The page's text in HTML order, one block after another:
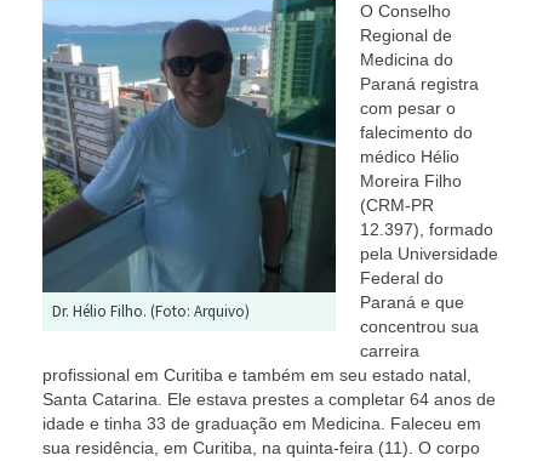
Dr. Hélio Filho. (Foto: Arquivo)
O Conselho
Regional de
Medicina do
Paraná registra
com pesar o
falecimento do
médico Hélio
Moreira Filho
(CRM-PR
12.397), formado
pela Universidade
Federal do
Paraná e que
concentrou sua
carreira
profissional em Curitiba e também em seu estado natal,
Santa Catarina. Ele estava prestes a completar 64 anos de
idade e tinha 33 de graduação em Medicina. Faleceu em
sua residência, em Curitiba, na quinta-feira (11). O corpo